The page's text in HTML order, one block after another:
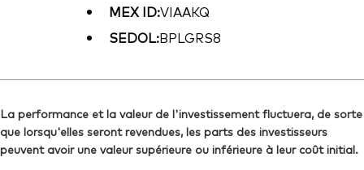
MEX ID:VIAAKQ
SEDOL:BPLGRS8
La performance et la valeur de l'investissement fluctuera, de sorte
que lorsqu'elles seront revendues, les parts des investisseurs
peuvent avoir une valeur supérieure ou inférieure à leur coût initial.